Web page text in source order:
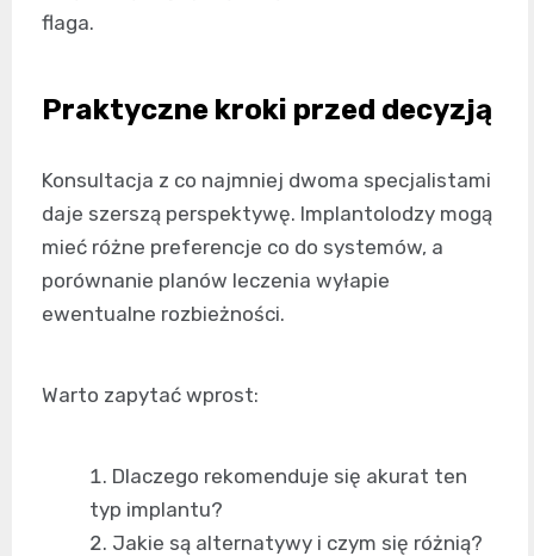
flaga.
Praktyczne kroki przed decyzją
Konsultacja z co najmniej dwoma specjalistami
daje szerszą perspektywę. Implantolodzy mogą
mieć różne preferencje co do systemów, a
porównanie planów leczenia wyłapie
ewentualne rozbieżności.
Warto zapytać wprost:
Dlaczego rekomenduje się akurat ten
typ implantu?
Jakie są alternatywy i czym się różnią?